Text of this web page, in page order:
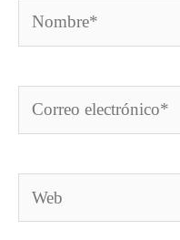
Nombre*
Correo
electrónico*
Web